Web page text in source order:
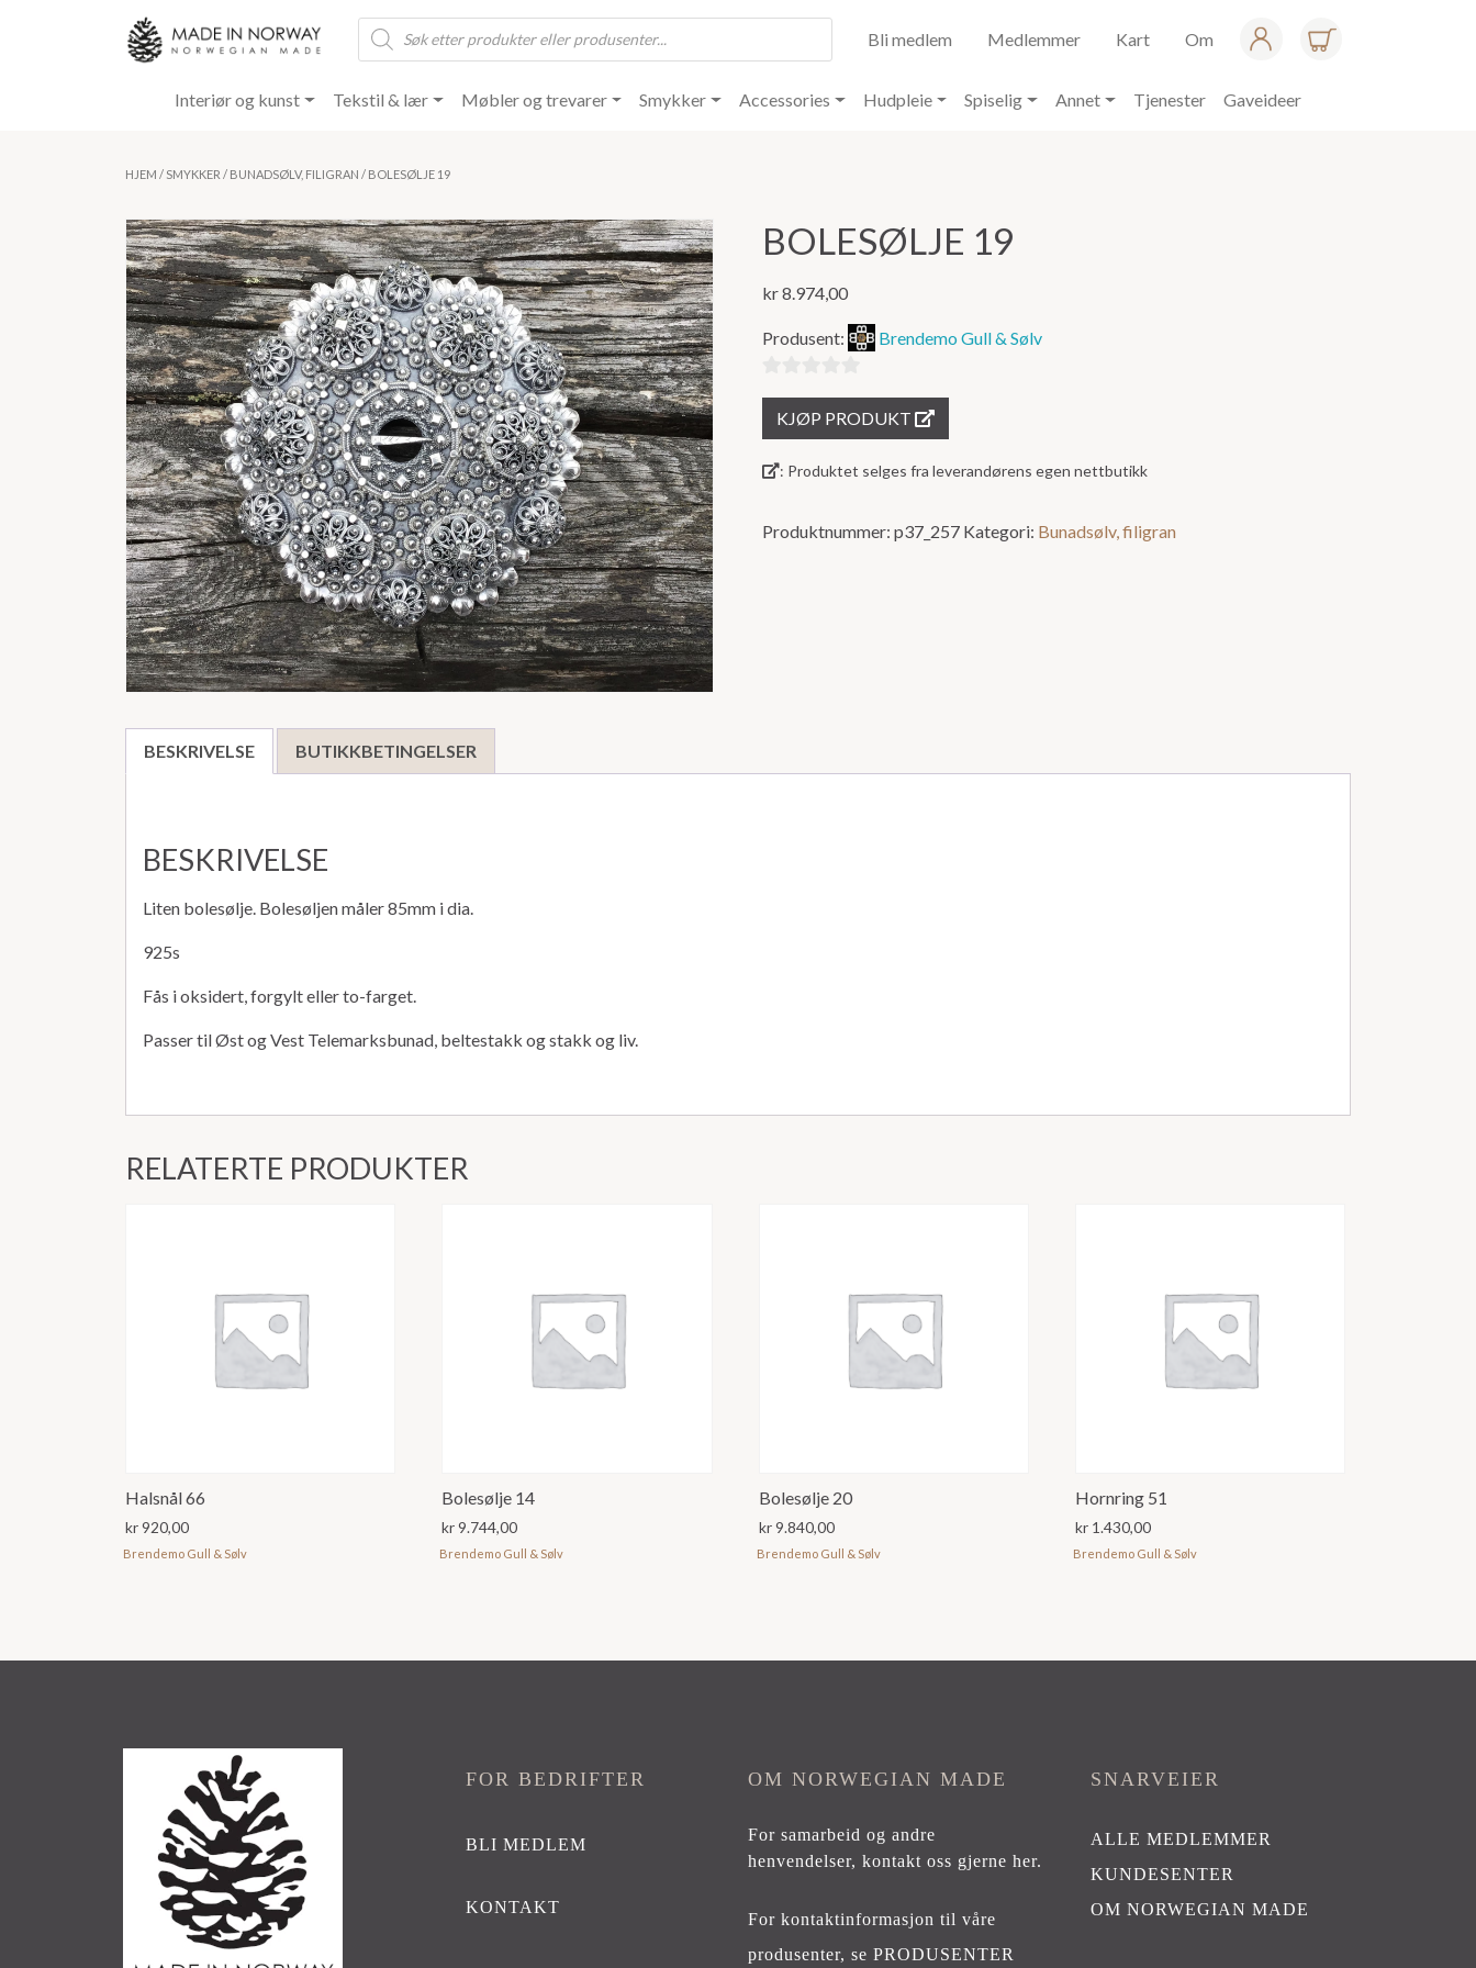
Products
search
Bli medlem Medlemmer Kart Om
Interiør og kunst Tekstil & lær Møbler og trevarer Smykker Accessories Hudpleie Spiselig Annet Tjenester Gaveideer
HJEM / SMYKKER / BUNADSØLV, FILIGRAN / BOLESØLJE 19
BOLESØLJE 19
kr8.974,00
Produsent: Brendemo Gull & Sølv
ut
5
KJØP PRODUKT
: Produktet selges fra leverandørens egen nettbutikk
Produktnummer:p37_257 Kategori: Bunadsølv, filigran
BESKRIVELSE BUTIKKBETINGELSER
BESKRIVELSE
Liten bolesølje. Bolesøljen måler 85mm i dia.
925s
Fås i oksidert, forgylt eller to-farget.
Passer til Øst og Vest Telemarksbunad, beltestakk og stakk og liv.
RELATERTE PRODUKTER
Halsnål 66
kr920,00
Brendemo Gull & Sølv
Bolesølje 14
kr9.744,00
Brendemo Gull & Sølv
Bolesølje 20
kr9.840,00
Brendemo Gull & Sølv
Hornring 51
kr 1.430,00
Brendemo Gull & Sølv
FOR BEDRIFTER
BLI MEDLEM
KONTAKT
OM NORWEGIAN MADE
For samarbeid og andre
henvendelser,kontakt oss gjerne her.
For kontaktinformasjon til våre
produsenter, sePRODUSENTER
SNARVEIER
ALLE MEDLEMMER
KUNDESENTER
OM NORWEGIAN MADE